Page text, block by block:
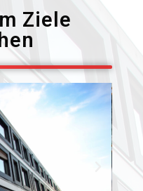
Ziele